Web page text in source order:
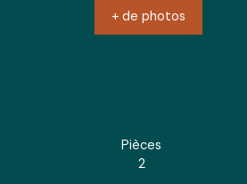
+ de photos
Pièces
2